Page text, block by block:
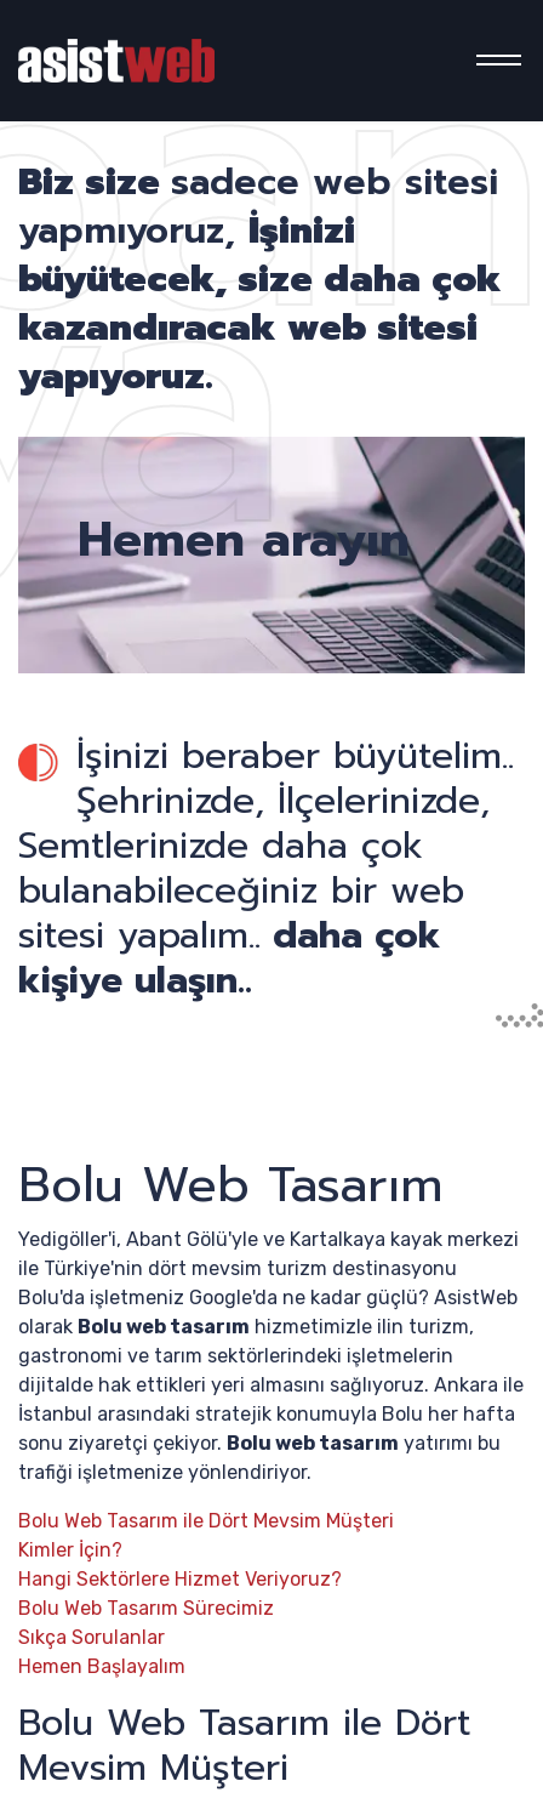
Biz size sadece web sitesi
yapmıyoruz, İşinizi
büyütecek, size daha çok
kazandıracak web sitesi
yapıyoruz.
Hemen arayın
İşinizi beraber büyütelim..
Şehrinizde, İlçelerinizde,
Semtlerinizde daha çok
bulanabileceğiniz bir web
sitesi yapalım.. daha çok
kişiye ulaşın..
Bolu Web Tasarım
Yedigöller'i, Abant Gölü'yle ve Kartalkaya kayak merkezi
ile Türkiye'nin dört mevsim turizm destinasyonu
Bolu'da işletmeniz Google'da ne kadar güçlü? AsistWeb
olarak Bolu web tasarım hizmetimizle ilin turizm,
gastronomi ve tarım sektörlerindeki işletmelerin
dijitalde hak ettikleri yeri almasını sağlıyoruz. Ankara ile
İstanbul arasındaki stratejik konumuyla Bolu her hafta
sonu ziyaretçi çekiyor. Bolu web tasarım yatırımı bu
trafiği işletmenize yönlendiriyor.
Bolu Web Tasarım ile Dört Mevsim Müşteri
Kimler İçin?
Hangi Sektörlere Hizmet Veriyoruz?
Bolu Web Tasarım Sürecimiz
Sıkça Sorulanlar
Hemen Başlayalım
Bolu Web Tasarım ile Dört
Mevsim Müşteri